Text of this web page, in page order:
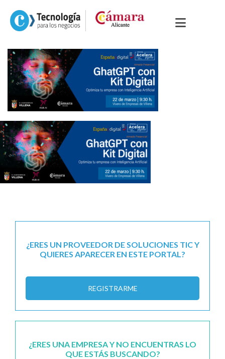
¿ERES UN PROVEEDOR DE SOLUCIONES TIC Y
QUIERES APARECER EN ESTE PORTAL?
REGISTRARME
¿ERES UNA EMPRESA Y NO ENCUENTRAS LO
QUE ESTÁS BUSCANDO?